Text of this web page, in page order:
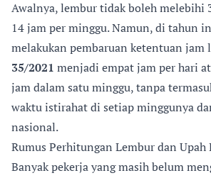
Awalnya, lembur tidak boleh melebihi
14 jam per minggu. Namun, di tahun
melakukan pembaruan ketentuan jam
35/2021 menjadi empat jam per hari
jam dalam satu minggu, tanpa
waktu istirahat di setiap minggunya
nasional.
Rumus Perhitungan Lembur dan Upah
Banyak pekerja yang masih belum